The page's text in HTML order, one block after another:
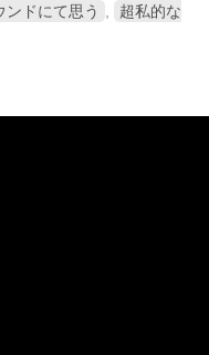
ンドにて思う
超私的な